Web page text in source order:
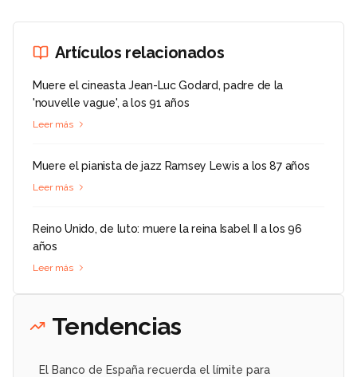
Artículos relacionados
Muere el cineasta Jean-Luc Godard, padre de la
'nouvelle vague', a los 91 años
Leer más
Muere el pianista de jazz Ramsey Lewis a los 87 años
Leer más
Reino Unido, de luto: muere la reina Isabel II a los 96
años
Leer más
Tendencias
El Banco de España recuerda el límite para